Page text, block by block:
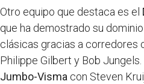
Otro equipo que destaca es el
que ha demostrado su
clásicas gracias a corredores
Philippe Gilbert y Bob Jungels.
Jumbo-Visma con Steven